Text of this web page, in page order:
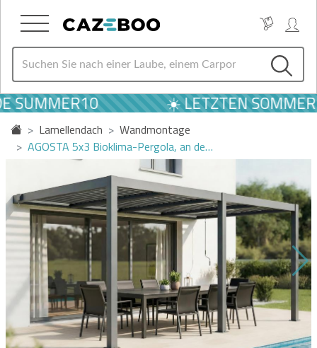
☀️ LETZTEN SOMMER
Lamellendach
Wandmontage
AGOSTA 5x3 Bioklima-Pergola, an de…